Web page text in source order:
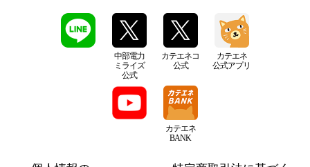
中部電力
ミライズ
公式
カテエネコ
公式
カテエネ
公式アプリ
カテエネ
BANK